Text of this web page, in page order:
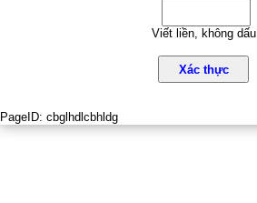
Viết liền, không dấu
Xác thực
PageID: cbglhdlcbhldg